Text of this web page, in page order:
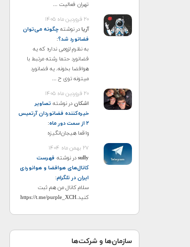
تهران فعالیت ...
۲۰ فروردین ماه ۱۴۰۵
آریادر نوشتهچگونه می‌توان
فضانورد شد؟:
به نظرم لزومی نداره که یه
فضانورد حتما رشته مرتبط با
هوافضا بخونه. یه فضانورد
میتونه توی ح ...
۲۰ فروردین ماه ۱۴۰۵
اشکاندر نوشته تصاویر
خیره‌کننده فضانوردان آرتمیس
۲ از سمت دور ماه
:
واقعا هیجان‌انگیزه
۲۷ بهمن ماه ۱۴۰۴
sullyدر نوشته فهرست
کانال‌های هوافضا و هوانوردی
ایران در تلگرام:
سلام کانال من هم ثبت
کنید.https://t.me/purple_XCH
سازمان‌ها و شرکت‌ها